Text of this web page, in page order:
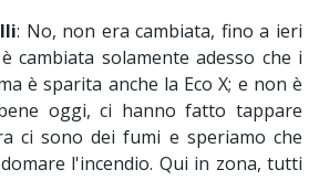
: No, non era cambiata, fino a ieri
cambiata solamente adesso che i
è sparita anche la Eco X; e non è
oggi, ci hanno fatto tappare
ci sono dei fumi e speriamo che
l'incendio. Qui in zona, tutti